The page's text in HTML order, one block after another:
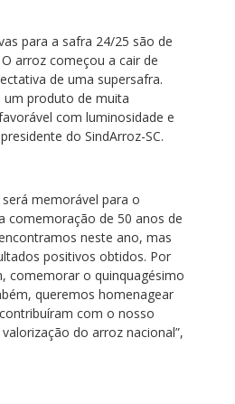
para a safra 24/25 são de
arroz começou a cair de
de uma supersafra.
um produto de muita
com luminosidade e
do SindArroz-SC.
memorável para o
comemoração de 50 anos de
neste ano, mas
positivos obtidos. Por
comemorar o quinquagésimo
queremos homenagear
com o nosso
do arroz nacional”,